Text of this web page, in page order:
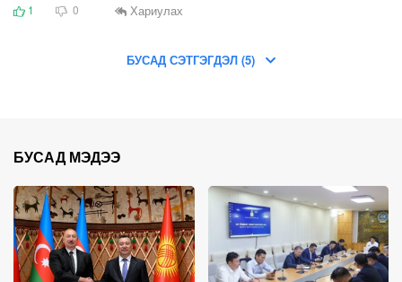
1 0 Хариулах
БУСАД СЭТГЭГДЭЛ (5)
БУСАД МЭДЭЭ